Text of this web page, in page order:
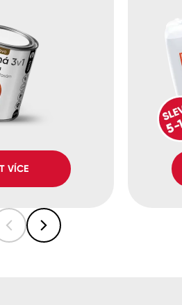
VÍCE